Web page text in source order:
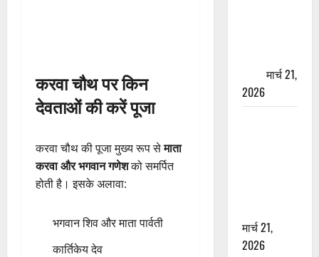
करवा चौथ पर किन
देवताओं की करें पूजा
करवा चौथ की पूजा मुख्य रूप सेमाता
करवा और भगवान गणेशको समर्पित
होती है। इसके अलावा:
भगवान शिव और माता पार्वती
कार्तिकेय देव
मार्च 21,
2026
मार्च 21,
2026